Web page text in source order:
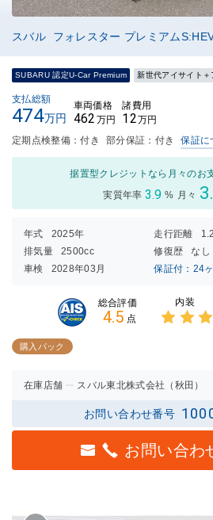
スバル フォレスター プレミアム
SUBARU 認定U-Car Premium 新世代アイサイト
支払総額
474万円
車両価格
462 万円
諸費用
12万円
定期点検整備：付き 部分保証：付き 保証に
据置型クレジットなら月々のお
実質年率 3.9 % 月々
年式 2025年 走行距離
排気量
2500cc 修復歴
なし
車検
2028年03月 保証付：24
総合評価
4.5 点
内装
購入パック
在庫店舗 スバル東北株式会社（秋田）
お問い合わせ番号
お問い合わ